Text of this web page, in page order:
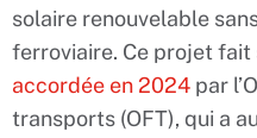
solaire renouvelable
ferroviaire. Ce projet fait
accordée en 2024 par
transports (OFT), qui a